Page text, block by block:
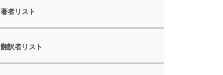
著者リスト
翻訳者リスト